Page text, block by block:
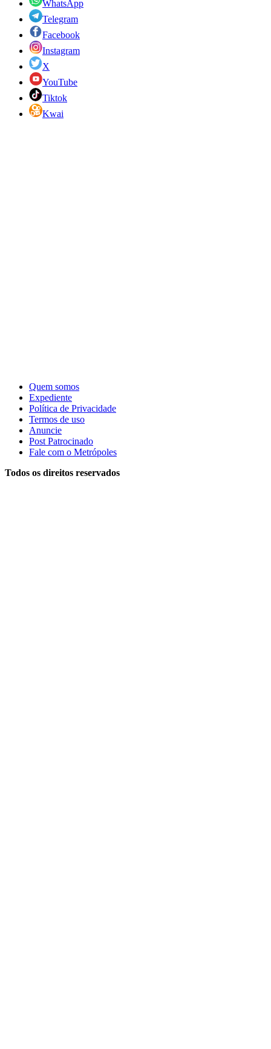
WhatsApp
Telegram
Facebook
Instagram
X
YouTube
Tiktok
Kwai
Quem somos
Expediente
Política de Privacidade
Termos de uso
Anuncie
Post Patrocinado
Fale com o Metrópoles
Todos os direitos reservados